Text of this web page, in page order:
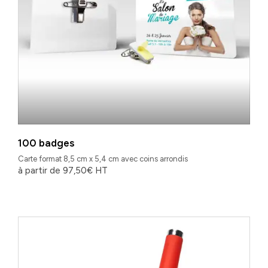
100 badges
Carte format 8,5 cm x 5,4 cm avec coins arrondis
à partir de 97,50€ HT